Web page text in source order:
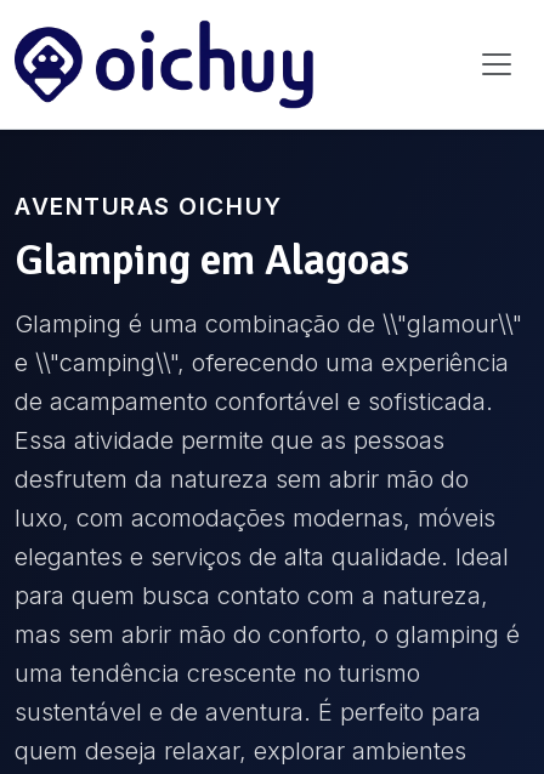
AVENTURAS OICHUY
Glamping em Alagoas
Glamping é uma combinação de \\"glamour\\"
e \\"camping\\", oferecendo uma experiência
de acampamento confortável e sofisticada.
Essa atividade permite que as pessoas
desfrutem da natureza sem abrir mão do
luxo, com acomodações modernas, móveis
elegantes e serviços de alta qualidade. Ideal
para quem busca contato com a natureza,
mas sem abrir mão do conforto, o glamping é
uma tendência crescente no turismo
sustentável e de aventura. É perfeito para
quem deseja relaxar, explorar ambientes